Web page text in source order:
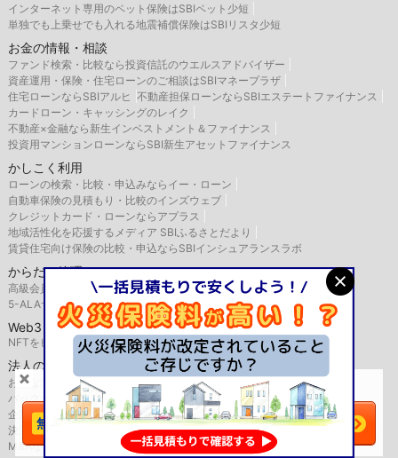
インターネット専用のペット保険はSBIペット少短
単独でも上乗せでも入れる地震補償保険はSBIリスタ少短
お金の情報・相談
ファンド検索・比較なら投資信託のウエルスアドバイザー
資産運用・保険・住宅ローンのご相談はSBIマネープラザ
住宅ローンならSBIアルヒ 不動産担保ローンならSBIエステートファイナンス
カードローン・キャッシングのレイク
不動産×金融なら新生インベストメント＆ファイナンス
投資用マンションローンならSBI新生アセットファイナンス
かしこく利用
ローンの検索・比較・申込みならイー・ローン
自動車保険の見積もり・比較のインズウェブ
クレジットカード・ローンならアプラス
地域活性化を応援するメディア SBIふるさとだより
賃貸住宅向け保険の比較・申込ならSBIインシュアランスラボ
からだの管理
高級会員制人間ドックはSBIメディック
5-ALAサプリメント・化粧品はアラ・オンライン
Web3
NFTをビジネス活用するなら、SBINFT
法人のお客様
お得な法人向け優待サービスならSBIバリュープレイス
バックオフィス支援はSBIビジネス・ソリューションズ
企業型確定拠出年金のSBIベネフィット・システムズ
決済代行サービスはゼウス 航空機・船舶リースならSBIリーシングサービス
M&AならSBI辻・本郷M&A
＼火災保険は 比較で安くなる！／
今すぐ一括見積もりへ